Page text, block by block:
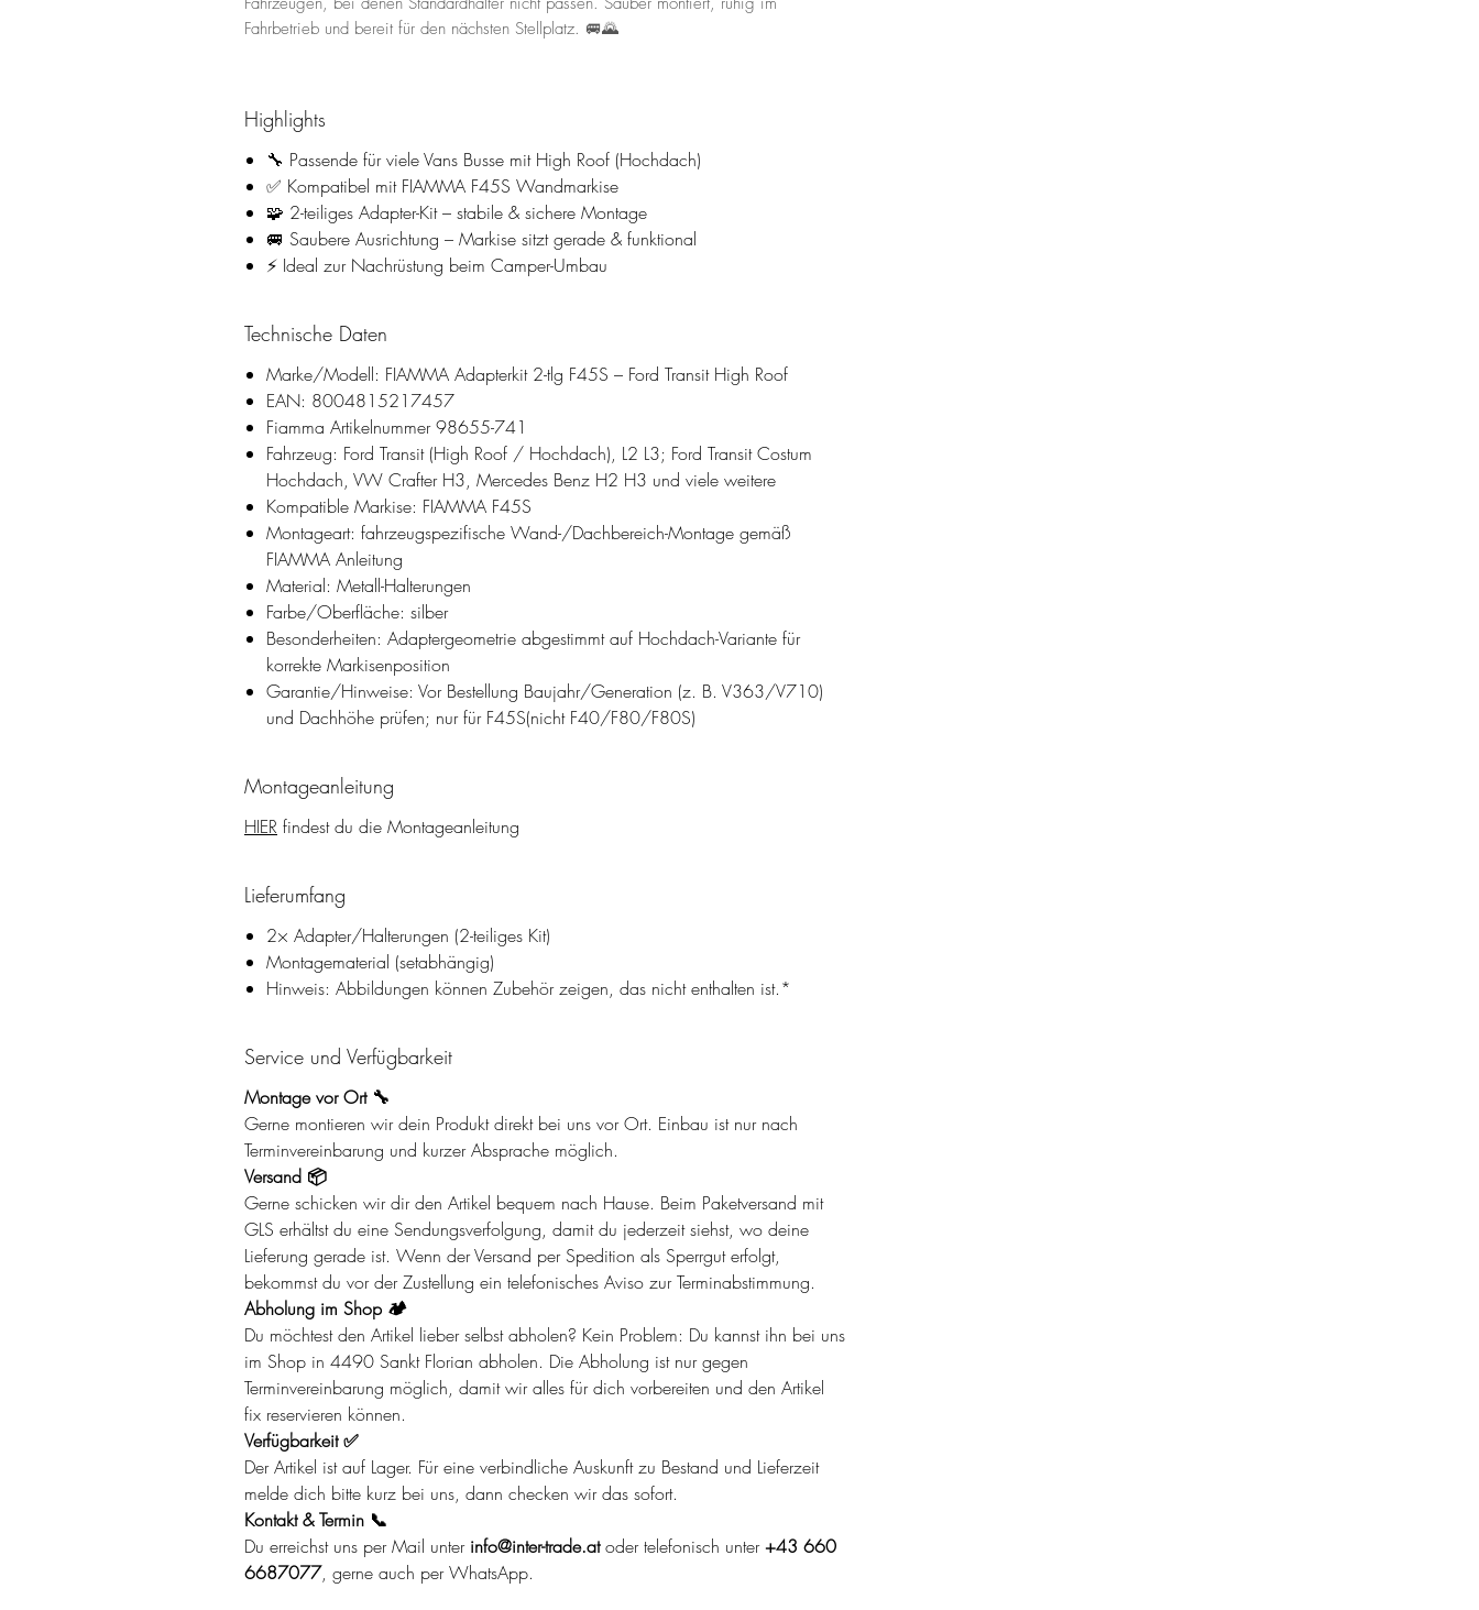
Fahrbetrieb und bereit für den nächsten Stellplatz. 🚐🌄
Highlights
🔧 Passende für viele Vans Busse mit High Roof (Hochdach)
✅ Kompatibel mit FIAMMA F45S Wandmarkise
🧩 2-teiliges Adapter-Kit – stabile & sichere Montage
🚐 Saubere Ausrichtung – Markise sitzt gerade & funktional
⚡ Ideal zur Nachrüstung beim Camper-Umbau
Technische Daten
Marke/Modell: FIAMMA Adapterkit 2-tlg F45S – Ford Transit High Roof
EAN: 8004815217457
Fiamma Artikelnummer 98655-741
Fahrzeug: Ford Transit (High Roof / Hochdach), L2 L3; Ford Transit Costum
Hochdach, VW Crafter H3, Mercedes Benz H2 H3 und viele weitere
Kompatible Markise: FIAMMA F45S
Montageart: fahrzeugspezifische Wand-/Dachbereich-Montage gemäß
FIAMMA Anleitung
Material: Metall-Halterungen
Farbe/Oberfläche: silber
Besonderheiten: Adaptergeometrie abgestimmt auf Hochdach-Variante für
korrekte Markisenposition
Garantie/Hinweise: Vor Bestellung Baujahr/Generation (z. B. V363/V710)
und Dachhöhe prüfen; nur für F45S(nicht F40/F80/F80S)
Montageanleitung
HIER findest du die Montageanleitung
Lieferumfang
2× Adapter/Halterungen (2-teiliges Kit)
Montagematerial (setabhängig)
Hinweis: Abbildungen können Zubehör zeigen, das nicht enthalten ist.*
Service und Verfügbarkeit
Montage vor Ort 🔧
Gerne montieren wir dein Produkt direkt bei uns vor Ort. Einbau ist nur nach
Terminvereinbarung und kurzer Absprache möglich.
Versand 📦
Gerne schicken wir dir den Artikel bequem nach Hause. Beim Paketversand mit
GLS erhältst du eine Sendungsverfolgung, damit du jederzeit siehst, wo deine
Lieferung gerade ist. Wenn der Versand per Spedition als Sperrgut erfolgt,
bekommst du vor der Zustellung ein telefonisches Aviso zur Terminabstimmung.
Abholung im Shop 🏕️
Du möchtest den Artikel lieber selbst abholen? Kein Problem: Du kannst ihn bei uns
im Shop in 4490 Sankt Florian abholen. Die Abholung ist nur gegen
Terminvereinbarung möglich, damit wir alles für dich vorbereiten und den Artikel
fix reservieren können.
Verfügbarkeit ✅
Der Artikel ist auf Lager. Für eine verbindliche Auskunft zu Bestand und Lieferzeit
melde dich bitte kurz bei uns, dann checken wir das sofort.
Kontakt & Termin 📞
Du erreichst uns per Mail unter info@inter-trade.atoder telefonisch unter+43 660
6687077, gerne auch per WhatsApp.